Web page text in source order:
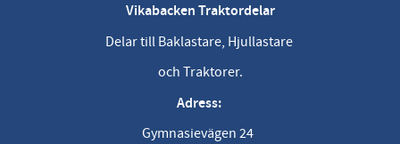
Vikabacken Traktordelar
Delar till Baklastare, Hjullastare
och Traktorer.
Adress:
Gymnasievägen 24